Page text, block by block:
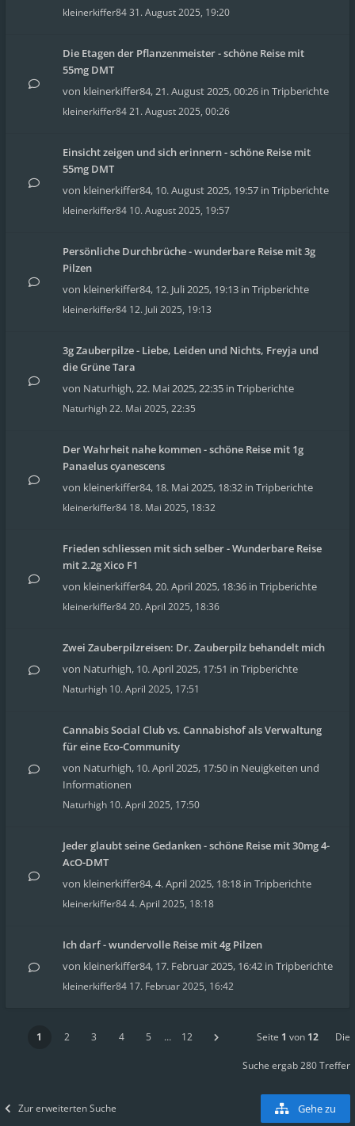
kleinerkiffer8431. August 2025, 19:20
Die Etagen der Pflanzenmeister - schöne Reise mit
55mg DMT
von kleinerkiffer84,21. August 2025, 00:26 in Tripberichte
kleinerkiffer8421. August 2025, 00:26
Einsicht zeigen und sich erinnern - schöne Reise mit
55mg DMT
von kleinerkiffer84, 10. August 2025, 19:57 in Tripberichte
kleinerkiffer84 10. August 2025, 19:57
Persönliche Durchbrüche - wunderbare Reise mit 3g
Pilzen
von kleinerkiffer84, 12. Juli 2025, 19:13 in Tripberichte
kleinerkiffer84 12. Juli 2025, 19:13
3g Zauberpilze - Liebe, Leiden und Nichts, Freyja und
die Grüne Tara
von Naturhigh,22. Mai 2025, 22:35 in Tripberichte
Naturhigh22. Mai 2025, 22:35
Der Wahrheit nahe kommen - schöne Reise mit 1g
Panaelus cyanescens
von kleinerkiffer84, 18. Mai 2025, 18:32 in Tripberichte
kleinerkiffer84 18. Mai 2025, 18:32
Frieden schliessen mit sich selber - Wunderbare Reise
mit 2.2g Xico F1
von kleinerkiffer84,20. April 2025, 18:36 in Tripberichte
kleinerkiffer8420. April 2025, 18:36
Zwei Zauberpilzreisen: Dr. Zauberpilz behandelt mich
von Naturhigh, 10. April 2025, 17:51 in Tripberichte
Naturhigh 10. April 2025, 17:51
Cannabis Social Club vs. Cannabishof als Verwaltung
für eine Eco-Community
von Naturhigh, 10. April 2025, 17:50 in Neuigkeiten und
Informationen
Naturhigh 10. April 2025, 17:50
Jeder glaubt seine Gedanken - schöne Reise mit 30mg 4-
AcO-DMT
von kleinerkiffer84,4. April 2025, 18:18 in Tripberichte
kleinerkiffer844. April 2025, 18:18
Ich darf - wundervolle Reise mit 4g Pilzen
von kleinerkiffer84, 17. Februar 2025, 16:42 in Tripberichte
kleinerkiffer84 17. Februar 2025, 16:42
1 2 3 4 5 … 12 Seite 1 von 12 Die
Suche ergab 280 Treffer
Zur erweiterten Suche Gehe zu